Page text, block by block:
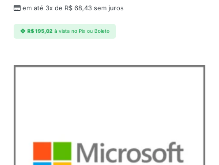
em até 3x de R$ 68,43 sem juros
R$195,02 à vista no Pix ou Boleto